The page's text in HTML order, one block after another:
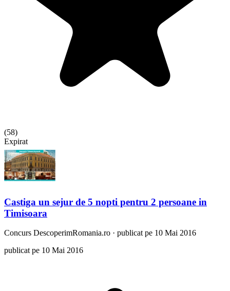
(58)
Expirat
Castiga un sejur de 5 nopti pentru 2 persoane in
Timisoara
Concurs DescoperimRomania.ro · publicat pe 10 Mai 2016
publicat pe 10 Mai 2016